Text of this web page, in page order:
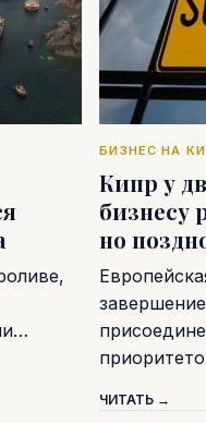
БИЗНЕС НА
Кипр у
бизнесу
но
ЧИТАТЬ →